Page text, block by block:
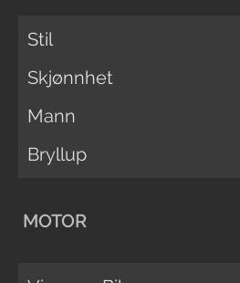
Stil
Skjønnhet
Mann
Bryllup
MOTOR